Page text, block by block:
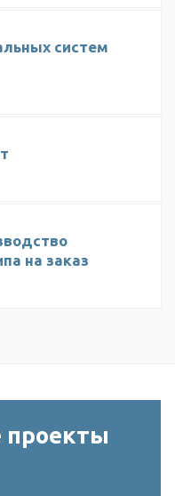
систем
на заказ
проекты